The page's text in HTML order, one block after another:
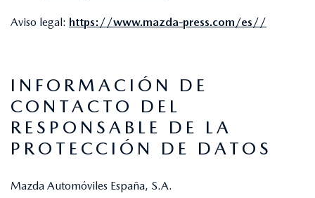
Aviso legal: https://www.mazda-press.com/es//
INFORMACIÓN DE
CONTACTO DEL
RESPONSABLE DE LA
PROTECCIÓN DE DATOS
Mazda Automóviles España, S.A.